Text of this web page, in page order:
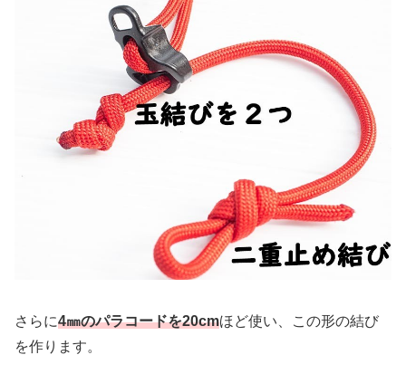
さらに4㎜のパラコードを20cmほど使い、この形の結び
を作ります。